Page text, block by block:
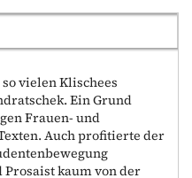
vielen Klischees
Ein Grund
Frauen- und
Auch profitierte der
kaum von der